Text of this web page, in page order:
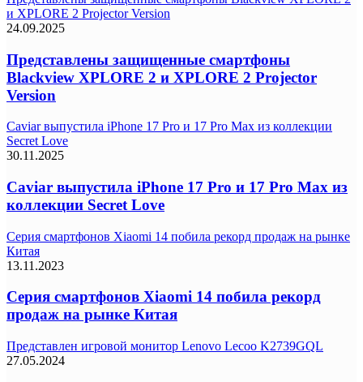
и XPLORE 2 Projector Version
24.09.2025
Представлены защищенные смартфоны
Blackview XPLORE 2 и XPLORE 2 Projector
Version
Caviar выпустила iPhone 17 Pro и 17 Pro Max из коллекции
Secret Love
30.11.2025
Caviar выпустила iPhone 17 Pro и 17 Pro Max из
коллекции Secret Love
Серия смартфонов Xiaomi 14 побила рекорд продаж на рынке
Китая
13.11.2023
Серия смартфонов Xiaomi 14 побила рекорд
продаж на рынке Китая
Представлен игровой монитор Lenovo Lecoo K2739GQL
27.05.2024